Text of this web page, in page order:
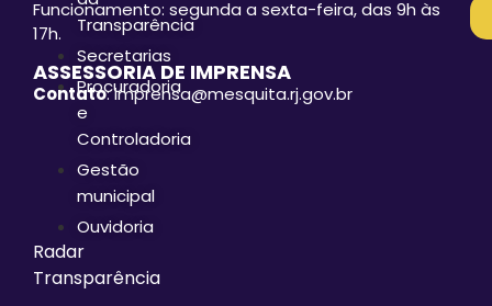
Transparência
Secretarias
Procuradoria
e
Controladoria
Gestão
municipal
Ouvidoria
Radar
Transparência
Funcionamento: segunda a sexta-feira, das 9h às
17h.
ASSESSORIA DE IMPRENSA
Contato: imprensa@mesquita.rj.gov.br